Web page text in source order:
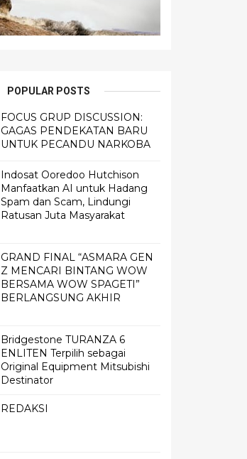
POPULAR POSTS
FOCUS GRUP DISCUSSION:
GAGAS PENDEKATAN BARU
UNTUK PECANDU NARKOBA
Indosat Ooredoo Hutchison
Manfaatkan AI untuk Hadang
Spam dan Scam, Lindungi
Ratusan Juta Masyarakat
GRAND FINAL “ASMARA GEN
Z MENCARI BINTANG WOW
BERSAMA WOW SPAGETI”
BERLANGSUNG AKHIR
Bridgestone TURANZA 6
ENLITEN Terpilih sebagai
Original Equipment Mitsubishi
Destinator
REDAKSI